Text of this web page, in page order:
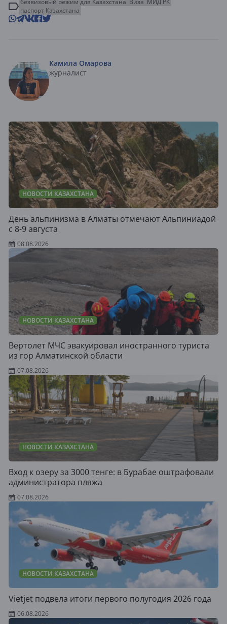
безвизовый режим для Казахстана Виза МИД РК
паспорт Казахстана
Камила Омарова
журналист
НОВОСТИ КАЗАХСТАНА
День альпинизма в Алматы отмечают Альпиниадой
с 8-9 августа
08.08.2026
НОВОСТИ КАЗАХСТАНА
Вертолет МЧС эвакуировал иностранного туриста
из гор Алматинской области
07.08.2026
НОВОСТИ КАЗАХСТАНА
Вход к озеру за 3000 тенге: в Бурабае оштрафовали
администратора пляжа
07.08.2026
НОВОСТИ КАЗАХСТАНА
Vietjet подвела итоги первого полугодия 2026 года
06.08.2026